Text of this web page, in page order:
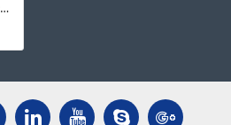
BOFON CERRAHİ ASPİRATÖR 9-10 ÜNİTELİK (MODEL BF- C 10 K )